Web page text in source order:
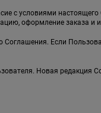
с условиями
оформление заказа и
Если
Новая редакция